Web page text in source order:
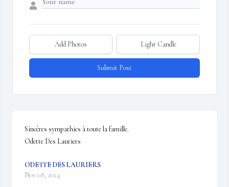
Add Photos Light Candle
Submit Post
Sincères sympathies à toute la famille.
Odette Des Lauriers
ODETTE DES LAURIERS
Nov 08, 2024